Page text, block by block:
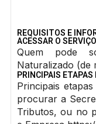
REQUISITOS E
ACESSAR O
Quem pode
Naturalizado (de
PRINCIPAIS ETAPAS
Principais
procurar a
Tributos, ou no